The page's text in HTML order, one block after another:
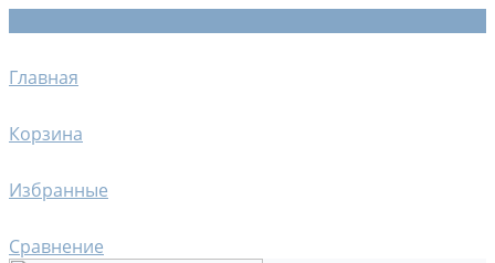
Главная
Корзина
Избранные
Сравнение